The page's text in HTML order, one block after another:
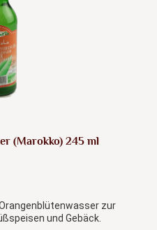
5 von 5 Sternen
(Marokko) 245 ml
zur
und Gebäck.